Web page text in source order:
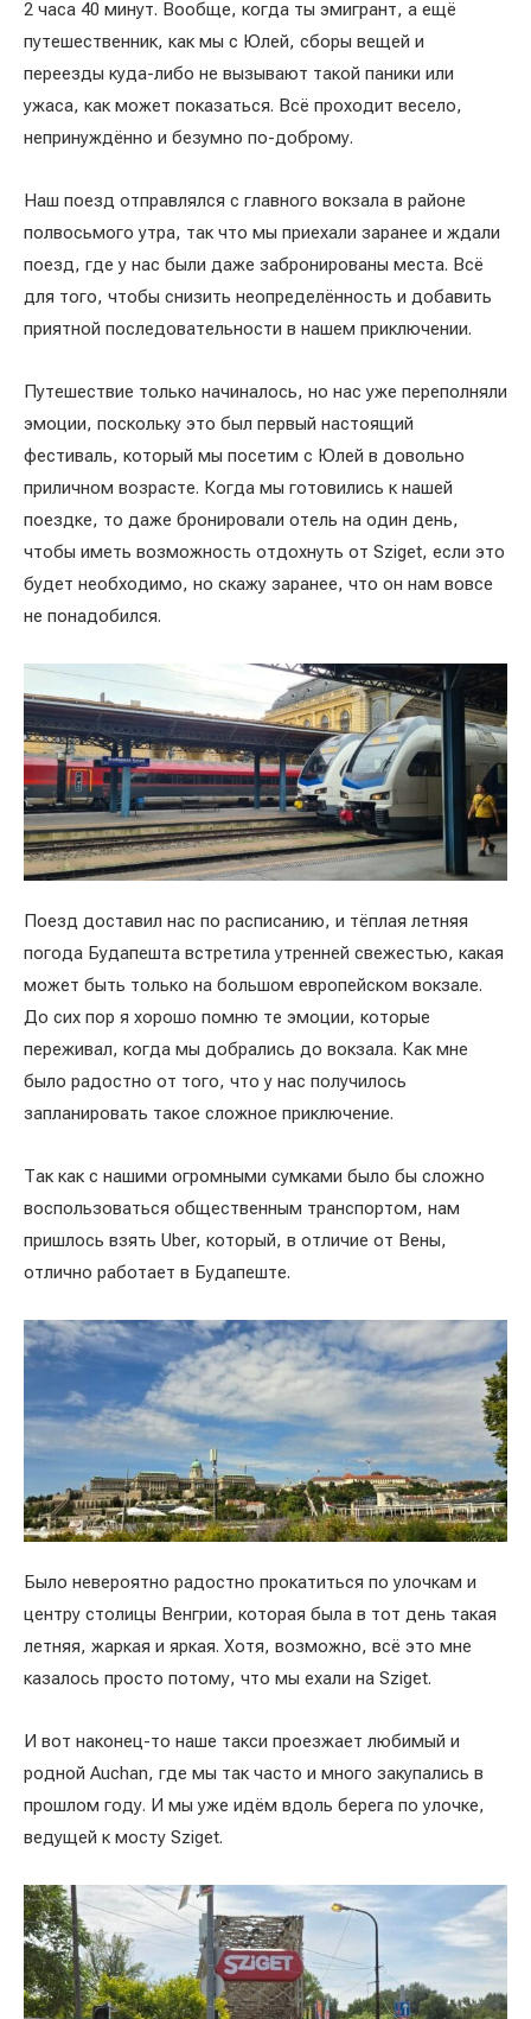
2 часа 40 минут. Вообще, когда ты эмигрант, а ещё
путешественник, как мы с Юлей, сборы вещей и
переезды куда-либо не вызывают такой паники или
ужаса, как может показаться. Всё проходит весело,
непринуждённо и безумно по-доброму.
Наш поезд отправлялся с главного вокзала в районе
полвосьмого утра, так что мы приехали заранее и ждали
поезд, где у нас были даже забронированы места. Всё
для того, чтобы снизить неопределённость и добавить
приятной последовательности в нашем приключении.
Путешествие только начиналось, но нас уже переполняли
эмоции, поскольку это был первый настоящий
фестиваль, который мы посетим с Юлей в довольно
приличном возрасте. Когда мы готовились к нашей
поездке, то даже бронировали отель на один день,
чтобы иметь возможность отдохнуть от Sziget, если это
будет необходимо, но скажу заранее, что он нам вовсе
не понадобился.
Поезд доставил нас по расписанию, и тёплая летняя
погода Будапешта встретила утренней свежестью, какая
может быть только на большом европейском вокзале.
До сих пор я хорошо помню те эмоции, которые
переживал, когда мы добрались до вокзала. Как мне
было радостно от того, что у нас получилось
запланировать такое сложное приключение.
Так как с нашими огромными сумками было бы сложно
воспользоваться общественным транспортом, нам
пришлось взять Uber, который, в отличие от Вены,
отлично работает в Будапеште.
Было невероятно радостно прокатиться по улочкам и
центру столицы Венгрии, которая была в тот день такая
летняя, жаркая и яркая. Хотя, возможно, всё это мне
казалось просто потому, что мы ехали на Sziget.
И вот наконец-то наше такси проезжает любимый и
родной Auchan, где мы так часто и много закупались в
прошлом году. И мы уже идём вдоль берега по улочке,
ведущей к мосту Sziget.